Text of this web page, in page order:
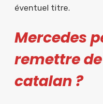
éventuel titre.
Mercedes
remettre
catalan ?